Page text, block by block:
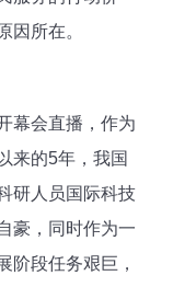
因所在。
幕会直播，作为
来的5年，我国
研人员国际科技
豪，同时作为一
阶段任务艰巨，